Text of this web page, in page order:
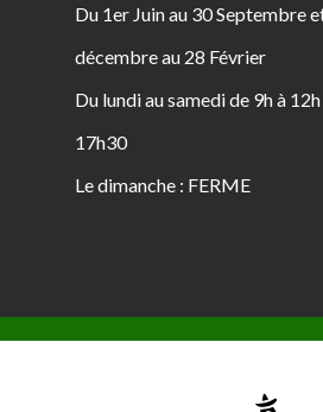
Du 1er Juin au 30 Septembre
décembre au 28 Février
Du lundi au samedi de 9h à
17h30
Le dimanche : FERME